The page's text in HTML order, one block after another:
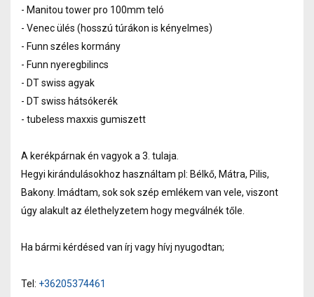
- Manitou tower pro 100mm teló
- Venec ülés (hosszú túrákon is kényelmes)
- Funn széles kormány
- Funn nyeregbilincs
- DT swiss agyak
- DT swiss hátsókerék
- tubeless maxxis gumiszett
A kerékpárnak én vagyok a 3. tulaja.
Hegyi kirándulásokhoz használtam pl: Bélkő, Mátra, Pilis,
Bakony. Imádtam, sok sok szép emlékem van vele, viszont
úgy alakult az élethelyzetem hogy megválnék tőle.
Ha bármi kérdésed van írj vagy hívj nyugodtan;
Tel: +36205374461